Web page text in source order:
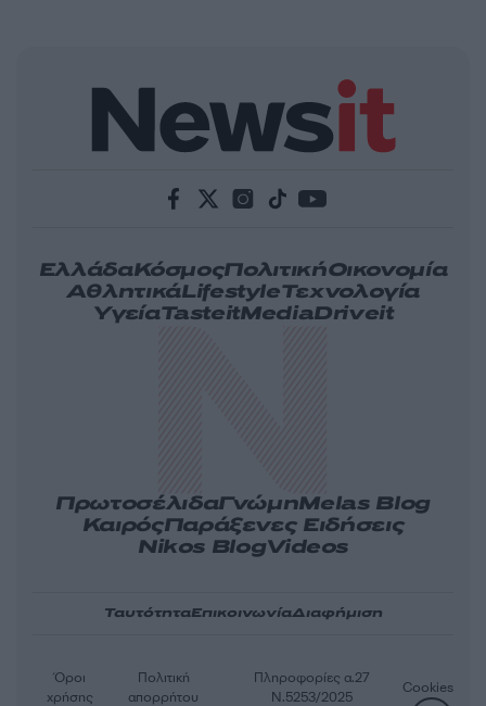
ΕλλάδαΚόσμοςΠολιτικήΟικονομία
ΑθλητικάLifestyleΤεχνολογία
ΥγείαTasteitMediaDriveit
ΠρωτοσέλιδαΓνώμηMelas Blog
ΚαιρόςΠαράξενες Ειδήσεις
Nikos BlogVideos
ΤαυτότηταΕπικοινωνίαΔιαφήμιση
Όροι
χρήσης
Πολιτική
απορρήτου
Πληροφορίες α.27
Ν.5253/2025
Cookies